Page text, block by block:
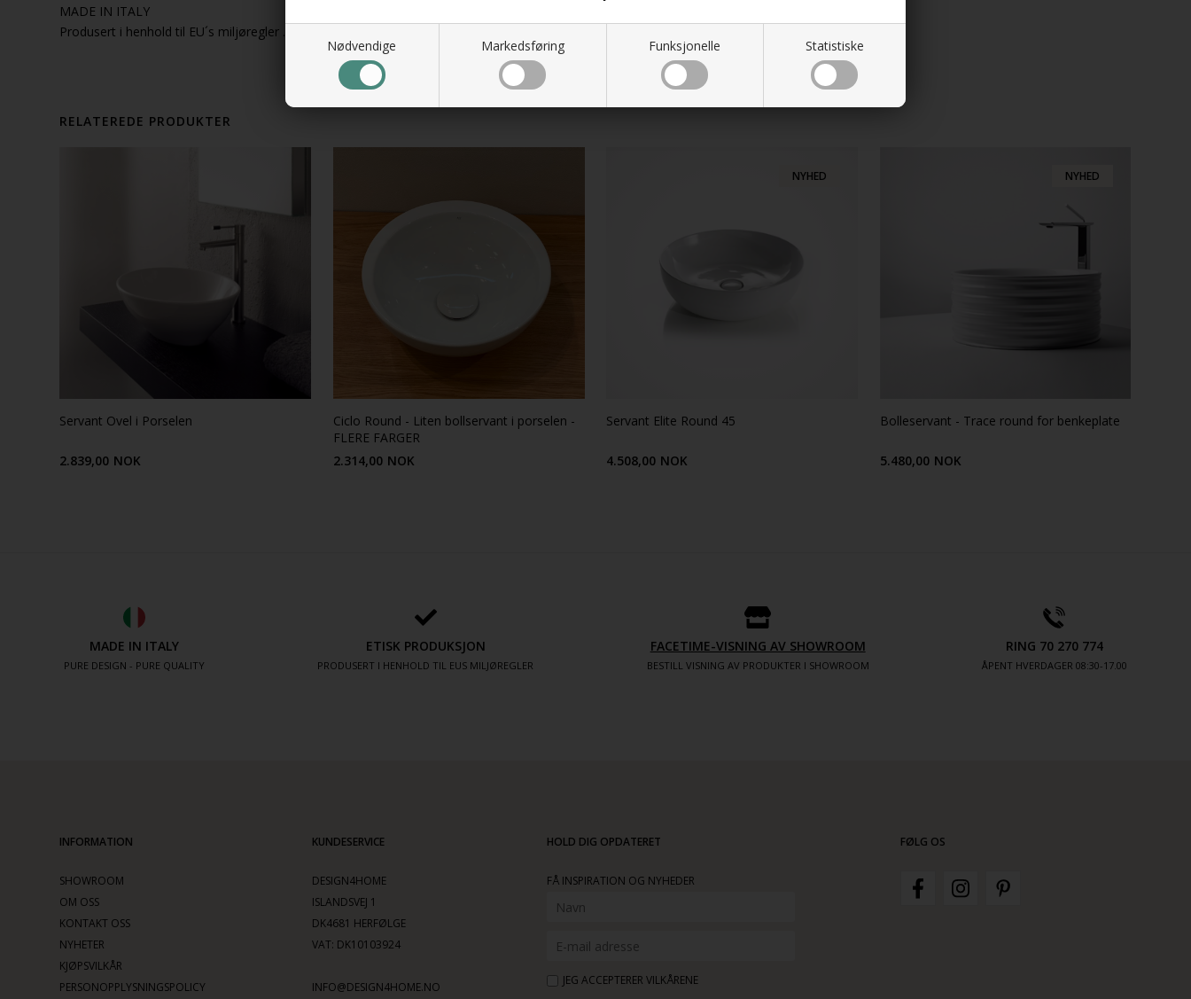
Nødvendige Markedsføring Funksjonelle Statistiske
MADE IN ITALY
Produsert i henhold til EU´s miljøregler .
RELATEREDE PRODUKTER
Servant Ovel i Porselen
2.839,00 NOK
Ciclo Round - Liten bollservant i porselen -
FLERE FARGER
2.314,00 NOK
NYHED
Servant Elite Round 45
4.508,00 NOK
NYHED
Bolleservant - Trace round for benkeplate
5.480,00 NOK
MADE IN ITALY
PURE DESIGN - PURE QUALITY
ETISK PRODUKSJON
PRODUSERT I HENHOLD TIL EUS MILJØREGLER
FACETIME-VISNING AV SHOWROOM
BESTILL VISNING AV PRODUKTER I SHOWROOM
RING 70 270 774
ÅPENT HVERDAGER 08:30-17.00
INFORMATION
SHOWROOM
OM OSS
KONTAKT OSS
NYHETER
KJØPSVILKÅR
PERSONOPPLYSNINGSPOLICY
KUNDESERVICE
DESIGN4HOME
ISLANDSVEJ 1
DK4681 HERFØLGE
VAT: DK10103924
INFO@DESIGN4HOME.NO
HOLD DIG OPDATERET
FÅ INSPIRATION OG NYHEDER
JEG ACCEPTERER VILKÅRENE
FØLG OS